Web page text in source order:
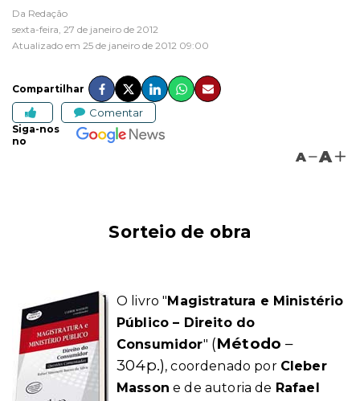
Da Redação
sexta-feira, 27 de janeiro de 2012
Atualizado em 25 de janeiro de 2012 09:00
Compartilhar
Comentar
Siga-nos
no
A A
Sorteio de obra
O livro"Magistratura e Ministério
Público – Direito do
Consumidor" (Método –
304p.), coordenado por Cleber
Masson e de autoria de Rafael